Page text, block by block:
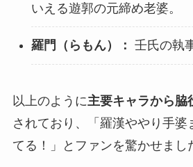
いえる遊郭の元締め老婆。
羅門（らもん）： 壬氏の執
以上のように主要キャラから脇
されており、「羅漢ややり手婆
てる！」とファンを驚かせまし